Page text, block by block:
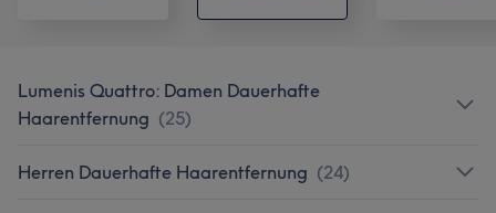
Lumenis Quattro: Damen Dauerhafte
Haarentfernung (25)
Herren Dauerhafte Haarentfernung (24)